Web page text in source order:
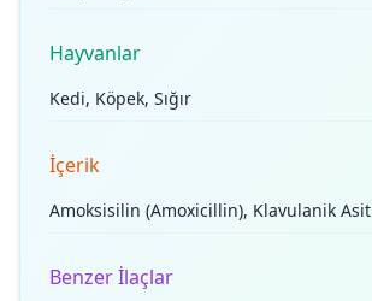
Hayvanlar
Kedi, Köpek, Sığır
İçerik
Amoksisilin (Amoxicillin), Klavulanik Asit
Benzer İlaçlar